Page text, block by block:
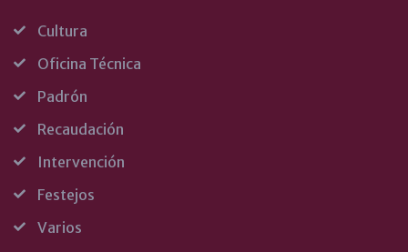
Cultura
Oficina Técnica
Padrón
Recaudación
Intervención
Festejos
Varios